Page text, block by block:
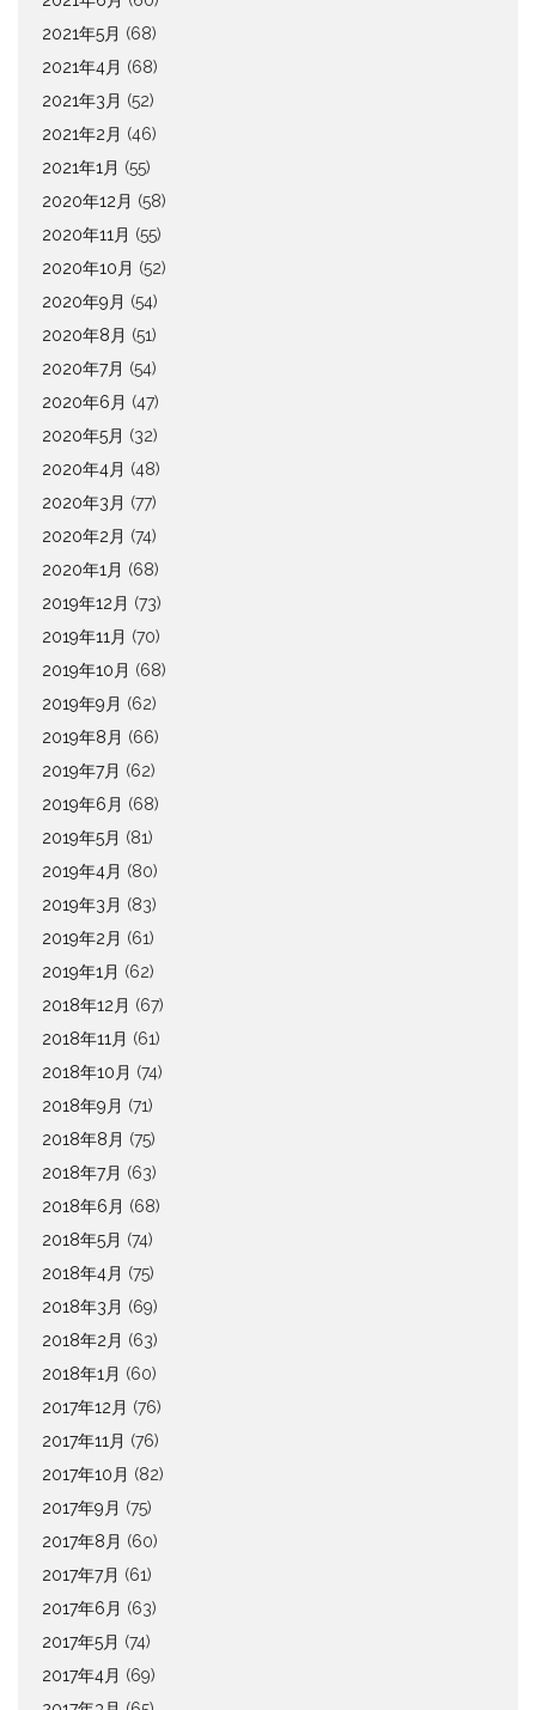
2021年5月 (68)
2021年4月 (68)
2021年3月 (52)
2021年2月 (46)
2021年1月 (55)
2020年12月 (58)
2020年11月 (55)
2020年10月 (52)
2020年9月 (54)
2020年8月 (51)
2020年7月 (54)
2020年6月 (47)
2020年5月 (32)
2020年4月 (48)
2020年3月 (77)
2020年2月 (74)
2020年1月 (68)
2019年12月 (73)
2019年11月 (70)
2019年10月 (68)
2019年9月 (62)
2019年8月 (66)
2019年7月 (62)
2019年6月 (68)
2019年5月 (81)
2019年4月 (80)
2019年3月 (83)
2019年2月 (61)
2019年1月 (62)
2018年12月 (67)
2018年11月 (61)
2018年10月 (74)
2018年9月 (71)
2018年8月 (75)
2018年7月 (63)
2018年6月 (68)
2018年5月 (74)
2018年4月 (75)
2018年3月 (69)
2018年2月 (63)
2018年1月 (60)
2017年12月 (76)
2017年11月 (76)
2017年10月 (82)
2017年9月 (75)
2017年8月 (60)
2017年7月 (61)
2017年6月 (63)
2017年5月 (74)
2017年4月 (69)